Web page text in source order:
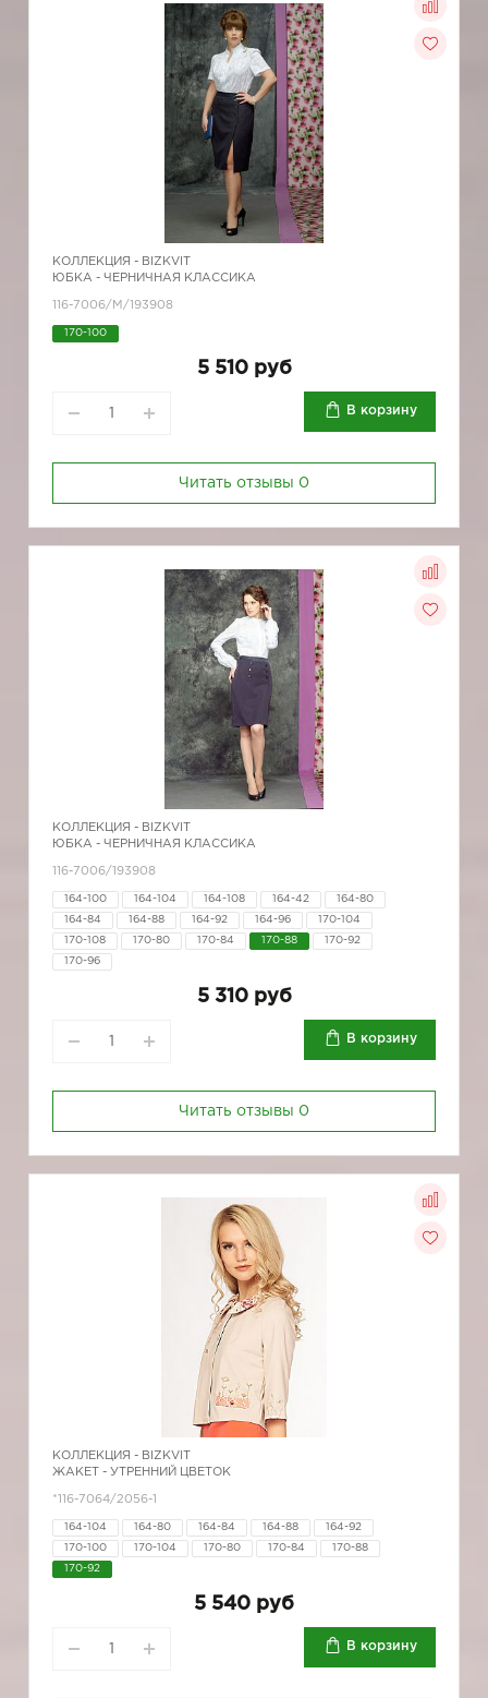
КОЛЛЕКЦИЯ - BIZKVIT
ЮБКА - ЧЕРНИЧНАЯ КЛАССИКА
116-7006/М/193908
170-100
5 510 руб
В корзину
Читать отзывы 0
КОЛЛЕКЦИЯ - BIZKVIT
ЮБКА - ЧЕРНИЧНАЯ КЛАССИКА
116-7006/193908
164-100 164-104 164-108 164-42 164-80
164-84 164-88 164-92 164-96 170-104
170-108 170-80 170-84 170-88 170-92
170-96
5 310 руб
В корзину
Читать отзывы 0
КОЛЛЕКЦИЯ - BIZKVIT
ЖАКЕТ - УТРЕННИЙ ЦВЕТОК
*116-7064/2056-1
164-104 164-80 164-84 164-88 164-92
170-100 170-104 170-80 170-84 170-88
170-92
5 540 руб
В корзину